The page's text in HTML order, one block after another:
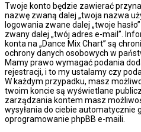
Twoje konto będzie zawierać
nazwę zwaną dalej „twoja nazwa
logowania zwane dalej „twoje
zwany dalej „twój adres e-mail”.
konta na „Dance Mix Chart” są
ochrony danych osobowych w
Mamy prawo wymagać podania
rejestracji, i to my ustalamy czy
W każdym przypadku, masz
twoim koncie są wyświetlane
zarządzania kontem masz
wysyłania do ciebie automatycznie
oprogramowanie phpBB e-maili.